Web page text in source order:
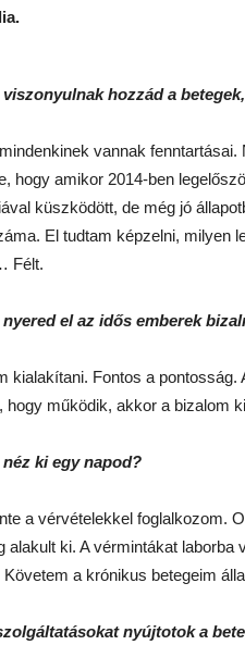
hozzád a
vannak
hogy amikor 2014-ben
küszködött, de még jó
El tudtam képzelni, milyen
Félt.
el az idős emberek
kialakítani. Fontos a
hogy működik, akkor a bizalom
ki egy napod?
a vérvételekkel foglalkozom.
alakult ki. A vérmintákat
Követem a krónikus betegeim
nyújtotok a